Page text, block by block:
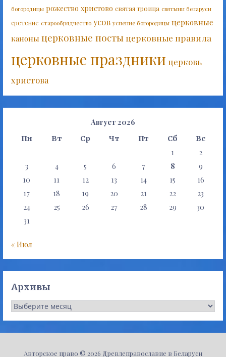
богородицы рожество христово святая троица святыни беларуси
сретение старообрядчество усов успение богородицы церковные
каноны церковные посты церковные правила
церковные праздникицерковь
христова
Август 2026
Пн Вт Ср Чт Пт Сб Вс
1
2
3
4 5 6 7 8
9
10
11 12 13 14 15
16
17
18 19 20 21 22
23
24
25 26 27 28 29
30
31
« Июл
Архивы
Архивы
Авторское право © 2026 Древлеправославие в Беларуси